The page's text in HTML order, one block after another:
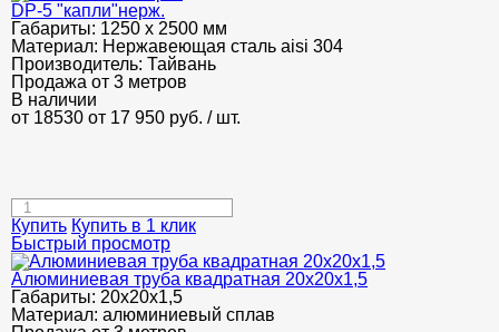
DP-5 "капли"нерж.
Габариты: 1250 х 2500 мм
Материал: Нержавеющая сталь aisi 304
Производитель: Тайвань
Продажа от 3 метров
В наличии
от 18530 от 17 950 руб. / шт.
Купить Купить в 1 клик
Быстрый просмотр
Алюминиевая труба квадратная 20х20х1,5
Габариты: 20х20х1,5
Материал: алюминиевый сплав